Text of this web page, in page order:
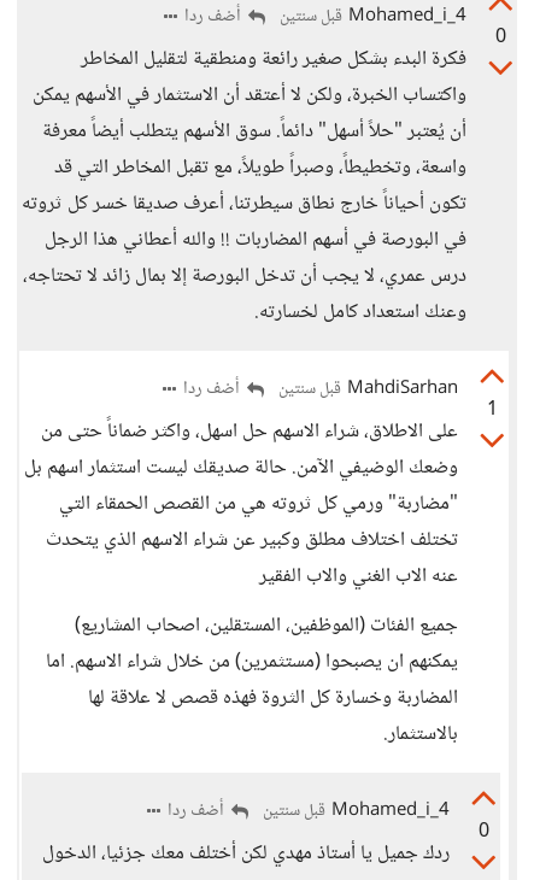
0
Mohamed_i_4 قبل سنتين أضف ردا
فكرة البدء بشكل صغير رائعة ومنطقية لتقليل المخاطر
واكتساب الخبرة، ولكن لا أعتقد أن الاستثمار في الأسهم يمكن
أن يُعتبر "حلاً أسهل" دائماً. سوق الأسهم يتطلب أيضاً معرفة
واسعة، وتخطيطاً، وصبراً طويلاً، مع تقبل المخاطر التي قد
تكون أحياناً خارج نطاق سيطرتنا، أعرف صديقا خسر كل ثروته
في البورصة في أسهم المضاربات !! والله أعطاني هذا الرجل
درس عمري، لا يجب أن تدخل البورصة إلا بمال زائد لا تحتاجه،
وعنك استعداد كامل لخسارته.
1
MahdiSarhan قبل سنتين أضف ردا
على الاطلاق، شراء الاسهم حل اسهل، واكثر ضماناً حتى من
وضعك الوضيفي الآمن. حالة صديقك ليست استثمار اسهم بل
"مضاربة" ورمي كل ثروته هي من القصص الحمقاء التي
تختلف اختلاف مطلق وكبير عن شراء الاسهم الذي يتحدث
عنه الاب الغني والاب الفقير
جميع الفئات (الموظفين، المستقلين، اصحاب المشاريع)
يمكنهم ان يصبحوا (مستثمرين) من خلال شراء الاسهم. اما
المضاربة وخسارة كل الثروة فهذه قصص لا علاقة لها
بالاستثمار.
0
Mohamed_i_4 قبل سنتين أضف ردا
ردك جميل يا أستاذ مهدي لكن أختلف معك جزئيا، الدخول